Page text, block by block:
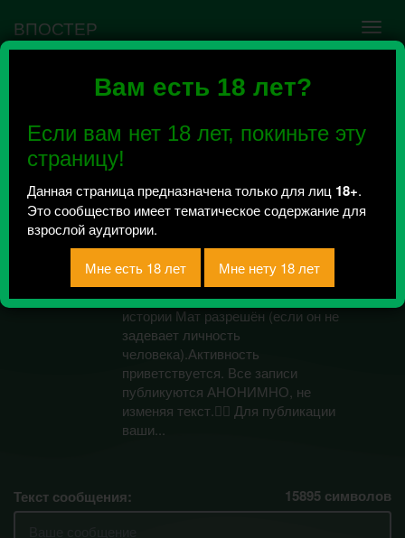
Вам есть 18 лет?
Если вам нет 18 лет, покиньте эту
страницу!
Данная страница предназначена только для лиц 18+.
Это сообщество имеет тематическое содержание для
взрослой аудитории.
ВПОСТЕР
Ошибка VK API #5
сообщества нужно авторизоваться на сервисе
повторно.
ЧАТ ЯКТ 18+
Всего 20, за сегодня 0 сообщений
отправлено
Общение/обсуждения/анонимные
истории Мат разрешён (если он не
задевает личность
человека).Активность
приветствуется. Все записи
публикуются АНОНИМНО, не
изменяя текст.✍🏽 Для публикации
ваши...
Текст сообщения: 15895 символов